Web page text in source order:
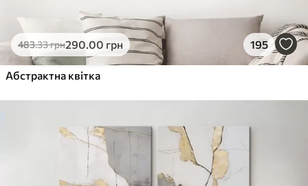
483.33грн290.00 грн 195
Абстрактна квітка